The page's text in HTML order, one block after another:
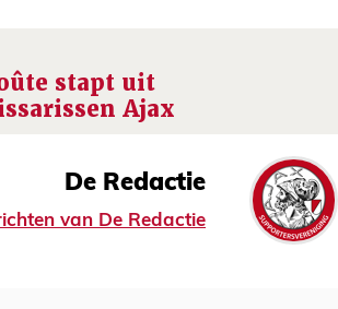
stapt uit
Ajax
De Redactie
van De Redactie